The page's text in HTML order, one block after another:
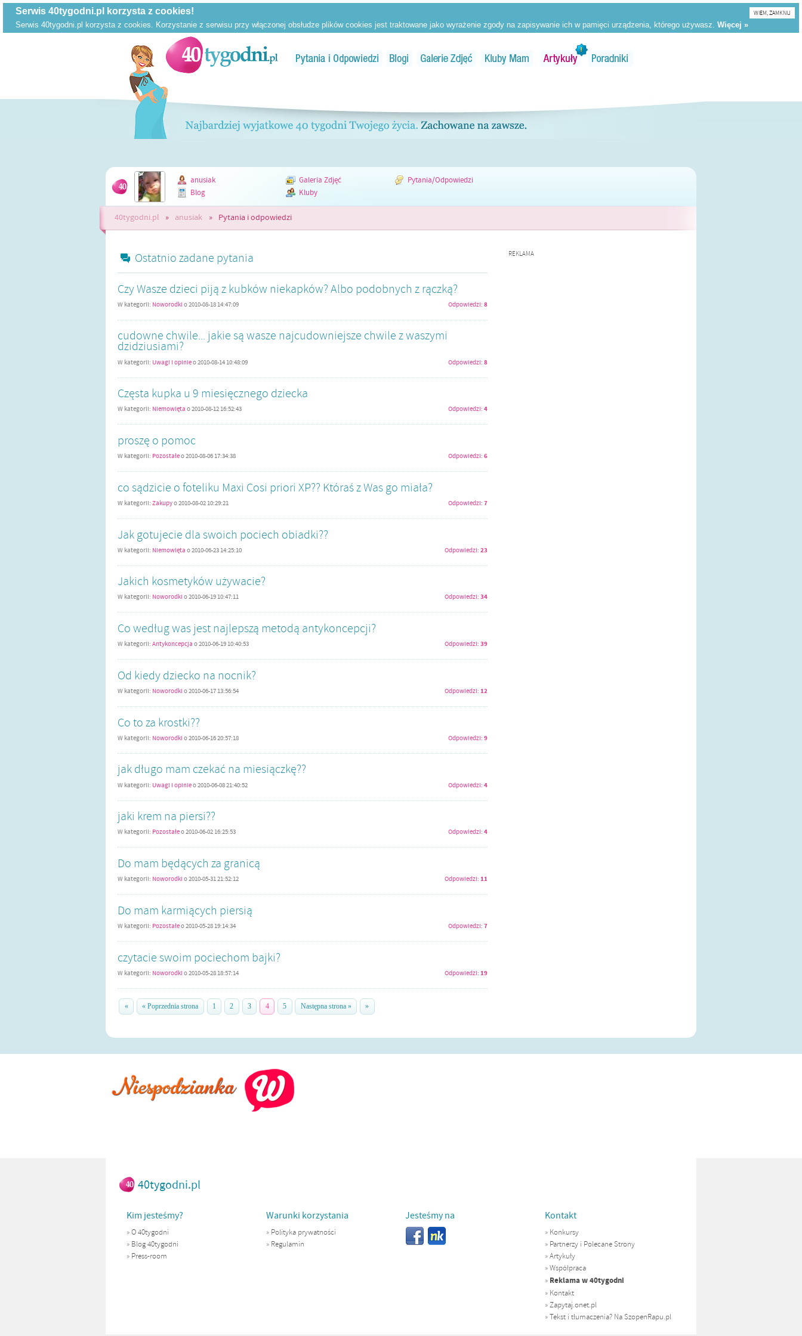
WIEM, ZAMKNIJ
anusiak Galeria Zdjęć
Pytania/Odpowiedzi
Blog
Kluby
40tygodni.pl » anusiak » Pytania i odpowiedzi
Ostatnio zadane pytania
Czy Wasze dzieci piją z kubków niekapków? Albo podobnych z rączką?
W kategorii: Noworodki o2010-08-18 14:47:09 Odpowiedzi: 8
cudowne chwile... jakie są wasze najcudowniejsze chwile z waszymi
dzidziusiami?
W kategorii: Uwagi i opinieo2010-08-14 10:48:09 Odpowiedzi: 8
Częsta kupka u 9 miesięcznego dziecka
W kategorii: Niemowlęta o2010-08-12 16:52:43 Odpowiedzi: 4
proszę o pomoc
W kategorii: Pozostałeo2010-08-06 17:34:38 Odpowiedzi: 6
co sądzicie o foteliku Maxi Cosi priori XP?? Któraś z Was go miała?
W kategorii: Zakupyo2010-08-02 10:29:21 Odpowiedzi: 7
Jak gotujecie dla swoich pociech obiadki??
W kategorii: Niemowlęta o2010-06-23 14:25:10 Odpowiedzi: 23
Jakich kosmetyków używacie?
W kategorii: Noworodki o2010-06-19 10:47:11 Odpowiedzi: 34
Co według was jest najlepszą metodą antykoncepcji?
W kategorii: Antykoncepcja o2010-06-19 10:40:53 Odpowiedzi: 39
Od kiedy dziecko na nocnik?
W kategorii: Noworodki o2010-06-17 13:56:54 Odpowiedzi: 12
Co to za krostki??
W kategorii: Noworodki o2010-06-16 20:57:18 Odpowiedzi: 9
jak długo mam czekać na miesiączkę??
W kategorii: Uwagi i opinieo2010-06-08 21:40:52 Odpowiedzi: 4
jaki krem na piersi??
W kategorii: Pozostałeo2010-06-02 16:25:53 Odpowiedzi: 4
Do mam będących za granicą
W kategorii: Noworodki o2010-05-31 21:52:12 Odpowiedzi: 11
Do mam karmiących piersią
W kategorii: Pozostałeo2010-05-28 19:14:34 Odpowiedzi: 7
czytacie swoim pociechom bajki?
W kategorii: Noworodki o2010-05-28 18:57:14 Odpowiedzi: 19
« « Poprzednia strona 1 2 3 4 5 Następna strona » »
REKLAMA
40tygodni.pl
Kim jesteśmy?
»O 40tygodni
» Blog 40tygodni
» Press-room
Warunki korzystania
» Polityka prywatności
» Regulamin
Jesteśmy na Kontakt
» Konkursy
» Partnerzy i Polecane Strony
»Artykuły
»Współpraca
» Reklama w 40tygodni
» Kontakt
»Zapytaj.onet.pl
»Tekst i tłumaczenia? Na SzopenRapu.pl